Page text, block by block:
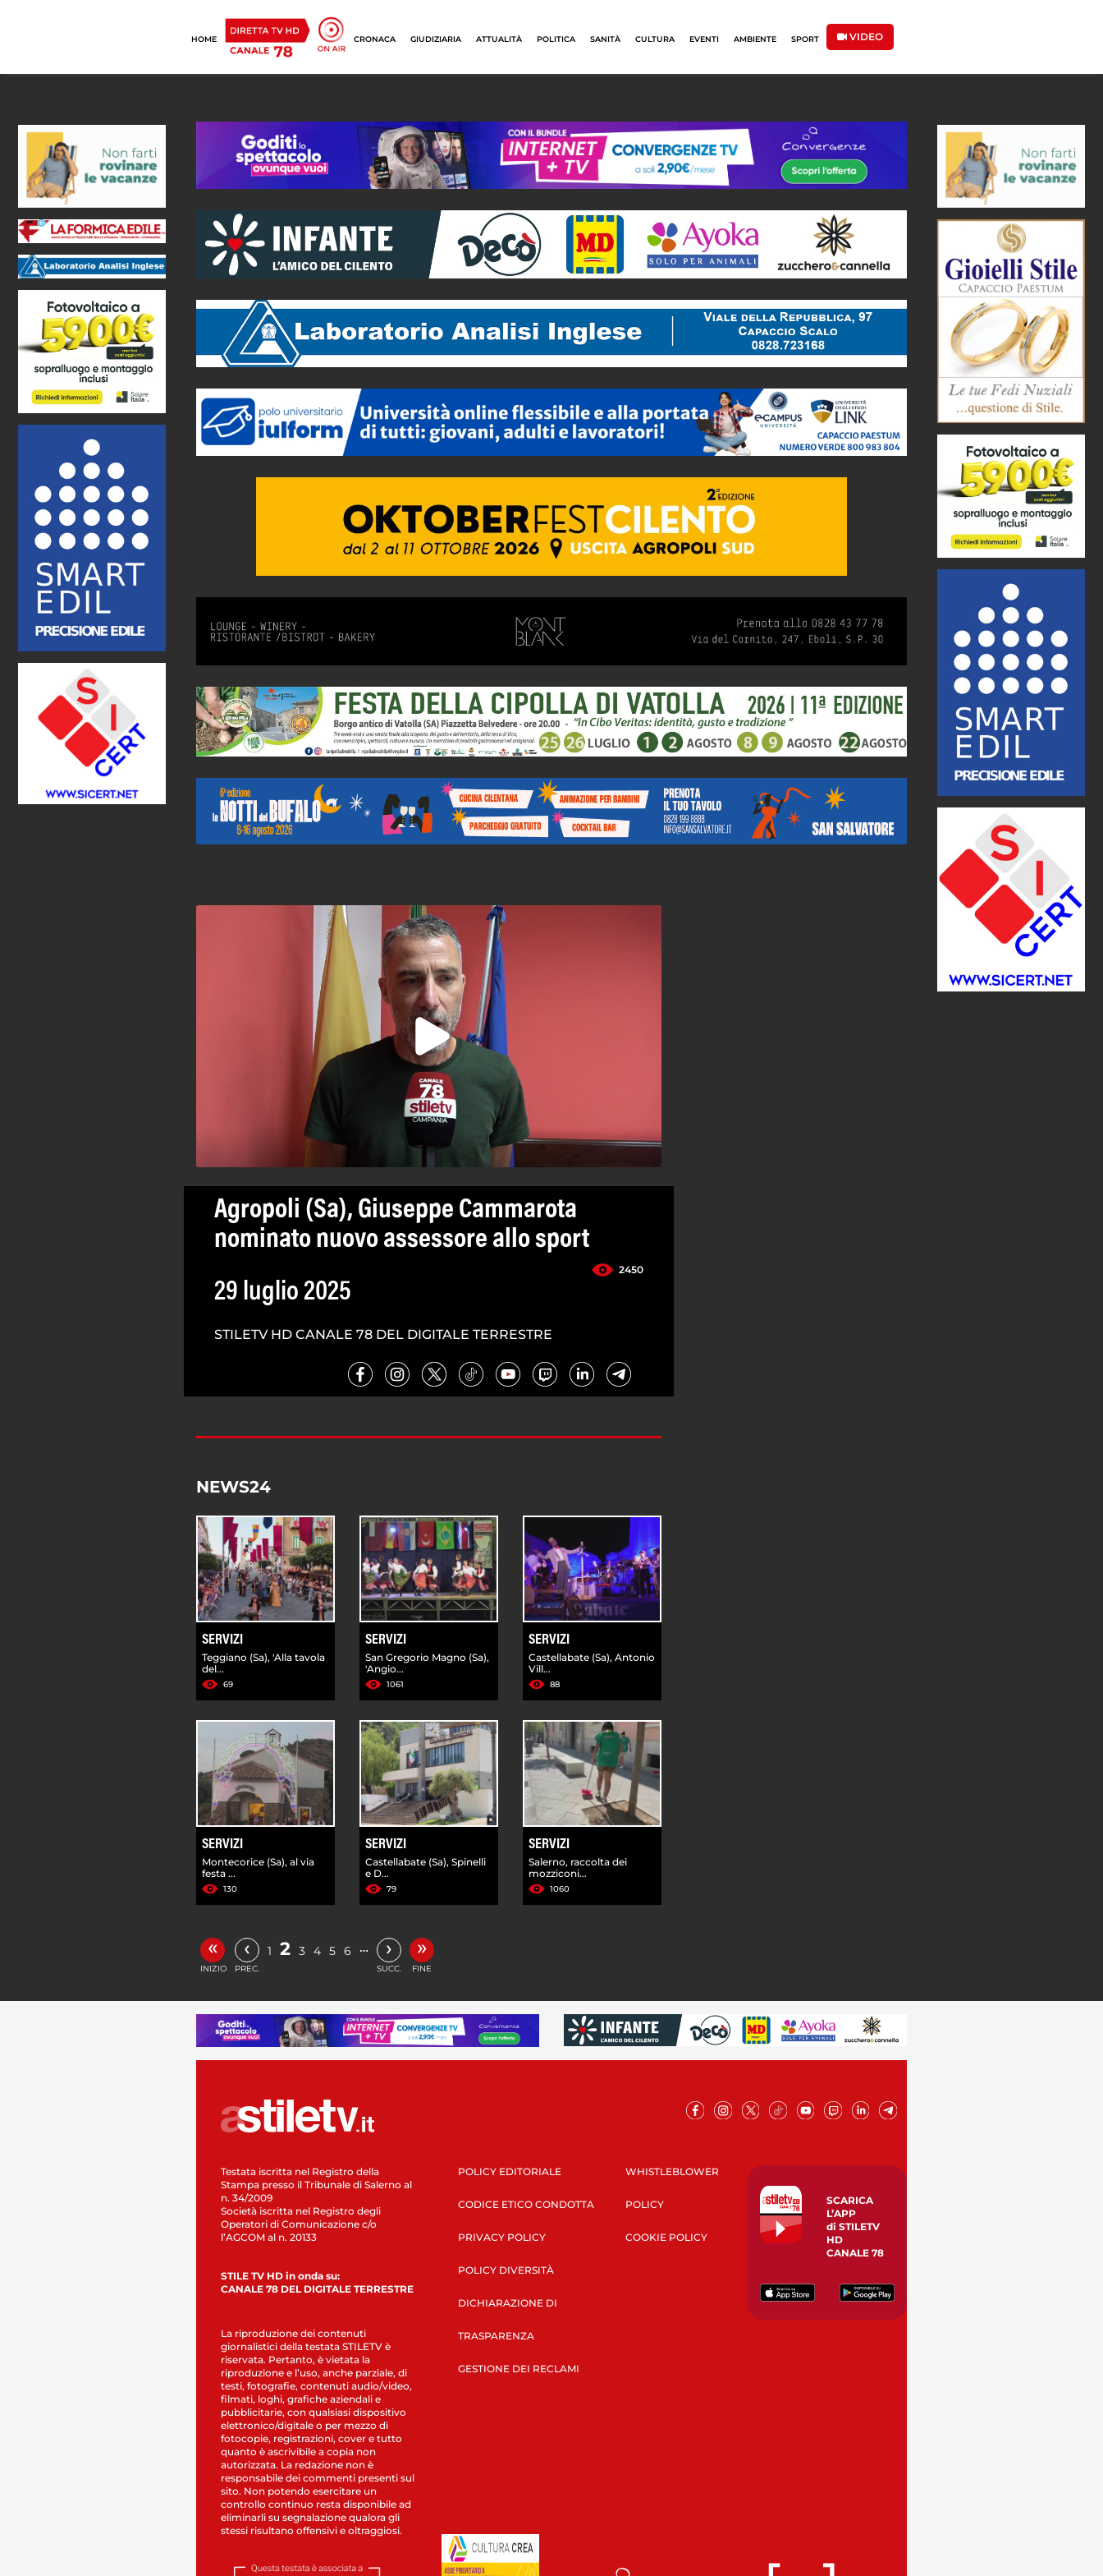
HOME CRONACA GIUDIZIARIA ATTUALITÀ POLITICA SANITÀ CULTURA EVENTI AMBIENTE SPORT VIDEO
Agropoli (Sa), Giuseppe Cammarota
nominato nuovo assessore allo sport
2450
29 luglio 2025
STILETV HD CANALE 78 DEL DIGITALE TERRESTRE
NEWS24
SERVIZI
Teggiano (Sa), 'Alla tavola
del...
69
SERVIZI
San Gregorio Magno (Sa),
'Angio...
1061
SERVIZI
Castellabate (Sa), Antonio
Vill...
88
SERVIZI
Montecorice (Sa), al via
festa ...
130
SERVIZI
Castellabate (Sa), Spinelli
e D...
79
SERVIZI
Salerno, raccolta dei
mozziconi...
1060
«
INIZIO
‹
PREC.
1 2 3 4 5 6 … ›
SUCC.
»
FINE
Testata iscritta nel Registro della
Stampa presso il Tribunale di Salerno al
n. 34/2009
Società iscritta nel Registro degli
Operatori di Comunicazione c/o
l’AGCOM al n. 20133
STILE TV HD in onda su:
CANALE 78 DEL DIGITALE TERRESTRE
La riproduzione dei contenuti
giornalistici della testata STILETV è
riservata. Pertanto, è vietata la
riproduzione e l’uso, anche parziale, di
testi, fotografie, contenuti audio/video,
filmati, loghi, grafiche aziendali e
pubblicitarie, con qualsiasi dispositivo
elettronico/digitale o per mezzo di
fotocopie, registrazioni, cover e tutto
quanto è ascrivibile a copia non
autorizzata. La redazione non è
responsabile dei commenti presenti sul
sito. Non potendo esercitare un
controllo continuo resta disponibile ad
eliminarli su segnalazione qualora gli
stessi risultano offensivi e oltraggiosi.
POLICY EDITORIALE
CODICE ETICO CONDOTTA
PRIVACY POLICY
POLICY DIVERSITÀ
DICHIARAZIONE DI
TRASPARENZA
GESTIONE DEI RECLAMI
WHISTLEBLOWER
POLICY
COOKIE POLICY
SCARICA
L’APP
di STILETV
HD
CANALE 78